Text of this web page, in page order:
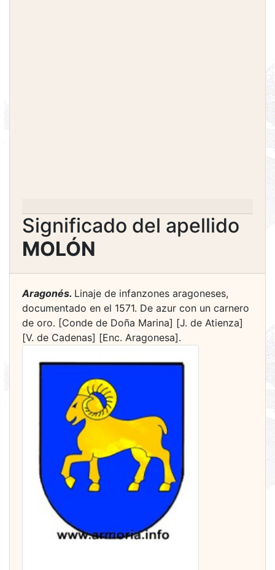
Significado del apellido
MOLÓN
Aragonés. Linaje de infanzones aragoneses,
documentado en el 1571. De azur con un carnero
de oro. [Conde de Doña Marina] [J. de Atienza]
[V. de Cadenas] [Enc. Aragonesa].